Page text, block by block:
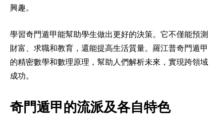
興趣。
學習奇門遁甲能幫助學生做出更好的決策。它不僅能預測
財富、求職和教育，還能提高生活質量。羅江普奇門遁甲
的精密數學和數理原理，幫助人們解析未來，實現跨領域
成功。
奇門遁甲的流派及各自特色